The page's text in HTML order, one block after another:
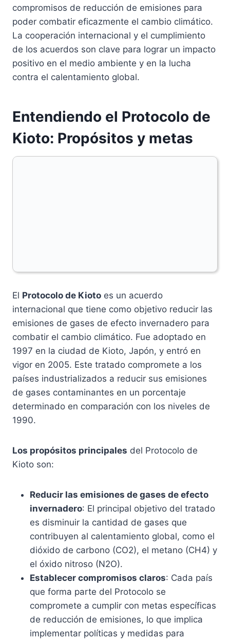
compromisos de reducción de emisiones para
poder combatir eficazmente el cambio climático.
La cooperación internacional y el cumplimiento
de los acuerdos son clave para lograr un impacto
positivo en el medio ambiente y en la lucha
contra el calentamiento global.
Entendiendo el Protocolo de
Kioto: Propósitos y metas
El Protocolo de Kioto es un acuerdo
internacional que tiene como objetivo reducir las
emisiones de gases de efecto invernadero para
combatir el cambio climático. Fue adoptado en
1997 en la ciudad de Kioto, Japón, y entró en
vigor en 2005. Este tratado compromete a los
países industrializados a reducir sus emisiones
de gases contaminantes en un porcentaje
determinado en comparación con los niveles de
1990.
Los propósitos principales del Protocolo de
Kioto son:
Reducir las emisiones de gases de efecto
invernadero: El principal objetivo del tratado
es disminuir la cantidad de gases que
contribuyen al calentamiento global, como el
dióxido de carbono (CO2), el metano (CH4) y
el óxido nitroso (N2O).
Establecer compromisos claros: Cada país
que forma parte del Protocolo se
compromete a cumplir con metas específicas
de reducción de emisiones, lo que implica
implementar políticas y medidas para